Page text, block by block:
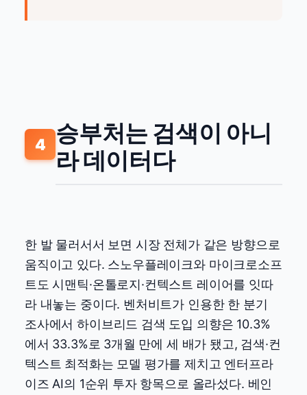
4 승부처는 검색이 아니
라 데이터다
한 발 물러서서 보면 시장 전체가 같은 방향으로
움직이고 있다. 스노우플레이크와 마이크로소프
트도 시맨틱·온톨로지·컨텍스트 레이어를 잇따
라 내놓는 중이다. 벤처비트가 인용한 한 분기
조사에서 하이브리드 검색 도입 의향은 10.3%
에서 33.3%로 3개월 만에 세 배가 됐고, 검색·컨
텍스트 최적화는 모델 평가를 제치고 엔터프라
이즈 AI의 1순위 투자 항목으로 올라섰다. 베인